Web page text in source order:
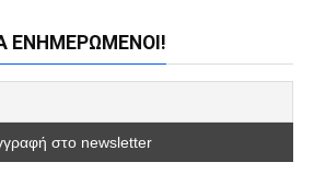
ΕΝΗΜΕΡΏΜΕΝΟΙ!